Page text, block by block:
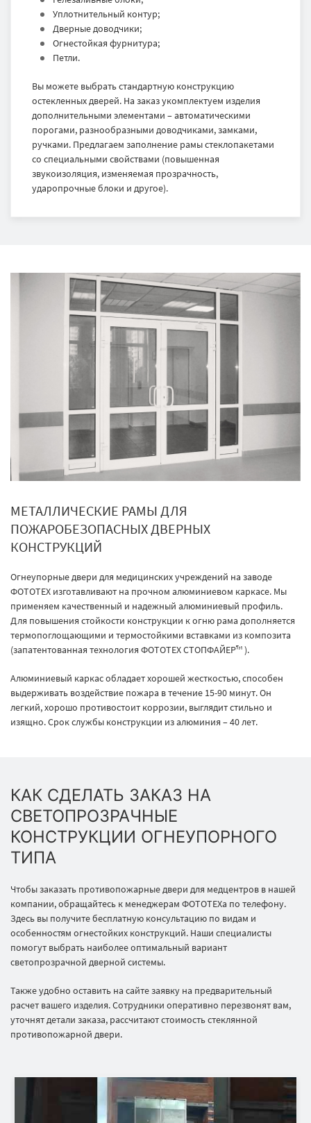
Уплотнительный контур;
Дверные доводчики;
Огнестойкая фурнитура;
Петли.
Вы можете выбрать стандартную конструкцию
остекленных дверей. На заказ укомплектуем изделия
дополнительными элементами – автоматическими
порогами, разнообразными доводчиками, замками,
ручками. Предлагаем заполнение рамы стеклопакетами
со специальными свойствами (повышенная
звукоизоляция, изменяемая прозрачность,
ударопрочные блоки и другое).
МЕТАЛЛИЧЕСКИЕ РАМЫ ДЛЯ
ПОЖАРОБЕЗОПАСНЫХ ДВЕРНЫХ
КОНСТРУКЦИЙ
Огнеупорные двери для медицинских учреждений на заводе
ФОТОТЕХ изготавливают на прочном алюминиевом каркасе. Мы
применяем качественный и надежный алюминиевый профиль.
Для повышения стойкости конструкции к огню рама дополняется
термопоглощающими и термостойкими вставками из композита
(запатентованная технология ФОТОТЕХ СТОПФАЙЕР™ ).
Алюминиевый каркас обладает хорошей жесткостью, способен
выдерживать воздействие пожара в течение 15-90 минут. Он
легкий, хорошо противостоит коррозии, выглядит стильно и
изящно. Срок службы конструкции из алюминия – 40 лет.
КАК СДЕЛАТЬ ЗАКАЗ НА
СВЕТОПРОЗРАЧНЫЕ
КОНСТРУКЦИИ ОГНЕУПОРНОГО
ТИПА
Чтобы заказать противопожарные двери для медцентров в нашей
компании, обращайтесь к менеджерам ФОТОТЕХа по телефону.
Здесь вы получите бесплатную консультацию по видам и
особенностям огнестойких конструкций. Наши специалисты
помогут выбрать наиболее оптимальный вариант
светопрозрачной дверной системы.
Также удобно оставить на сайте заявку на предварительный
расчет вашего изделия. Сотрудники оперативно перезвонят вам,
уточнят детали заказа, рассчитают стоимость стеклянной
противопожарной двери.